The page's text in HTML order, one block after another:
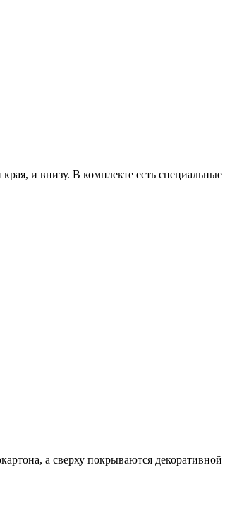
и внизу. В комплекте есть специальные
а сверху покрываются декоративной